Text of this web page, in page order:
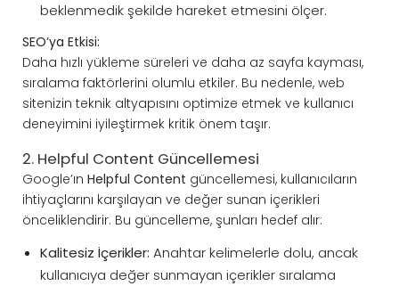
beklenmedik şekilde hareket etmesini ölçer.
SEO’ya Etkisi:
Daha hızlı yükleme süreleri ve daha az sayfa kayması,
sıralama faktörlerini olumlu etkiler. Bu nedenle, web
sitenizin teknik altyapısını optimize etmek ve kullanıcı
deneyimini iyileştirmek kritik önem taşır.
2. Helpful Content Güncellemesi
Google’ın Helpful Content güncellemesi, kullanıcıların
ihtiyaçlarını karşılayan ve değer sunan içerikleri
önceliklendirir. Bu güncelleme, şunları hedef alır:
Kalitesiz İçerikler: Anahtar kelimelerle dolu, ancak
kullanıcıya değer sunmayan içerikler sıralama